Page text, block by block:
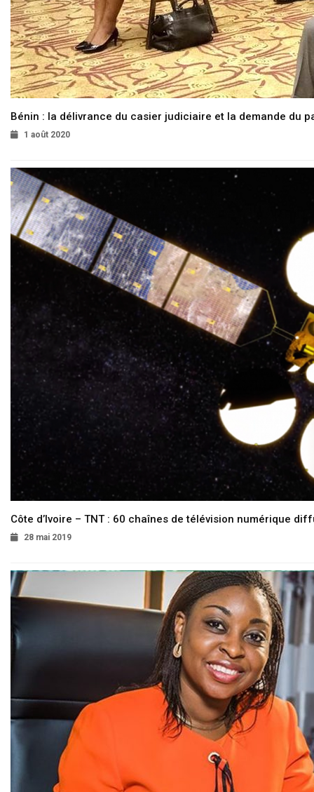
Bénin : la délivrance du casier judiciaire et la demande du
1 août 2020
Côte d’Ivoire – TNT : 60 chaînes de télévision numérique
28 mai 2019